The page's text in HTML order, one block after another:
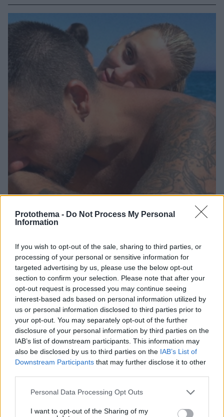
Protothema - Do Not Process My Personal
Information
If you wish to opt-out of the sale, sharing to third parties, or
processing of your personal or sensitive information for
targeted advertising by us, please use the below opt-out
section to confirm your selection. Please note that after your
opt-out request is processed you may continue seeing
interest-based ads based on personal information utilized by
us or personal information disclosed to third parties prior to
your opt-out. You may separately opt-out of the further
disclosure of your personal information by third parties on the
IAB’s list of downstream participants. This information may
also be disclosed by us to third parties on the IAB’s List of
Downstream Participants that may further disclose it to other
Please note that this website/app uses one or more Google
not limited to your visit or usage behaviour. You may click to
Personal Data Processing Opt Outs
I want to opt-out of the Sharing of my
Σε αγαπώ τόσο πολύ, γράφει η Γαρυφαλλιά Καληφώνη
στον Χρήστο Μάστορα για την επέτειό τους